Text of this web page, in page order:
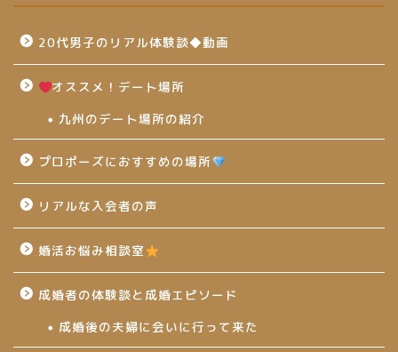
20代男子のリアル体験談◆動画
オススメ！デート場所
九州のデート場所の紹介
プロポーズにおすすめの場所
リアルな入会者の声
婚活お悩み相談室
成婚者の体験談と成婚エピソード
成婚後の夫婦に会いに行って来た